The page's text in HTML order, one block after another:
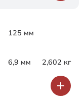
125 мм
6,9 мм 2,602 кг